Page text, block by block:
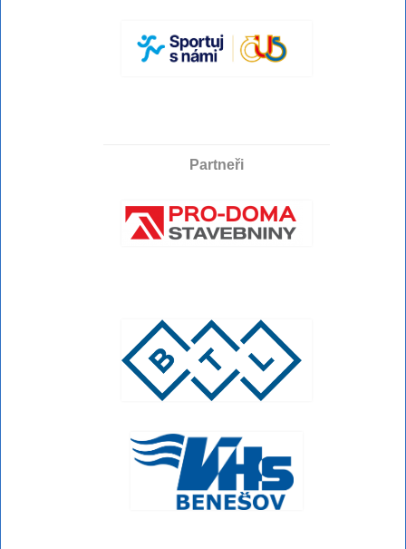
Partneři